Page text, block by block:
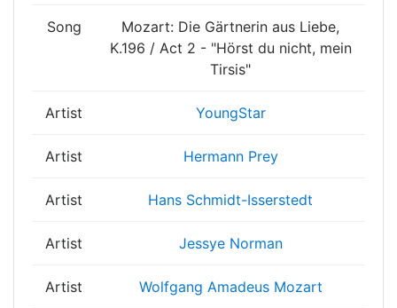
Song
Mozart: Die Gärtnerin aus Liebe,
K.196 / Act 2 - "Hörst du nicht, mein
Tirsis"
Artist YoungStar
Artist Hermann Prey
Artist Hans Schmidt-Isserstedt
Artist Jessye Norman
Artist Wolfgang Amadeus Mozart